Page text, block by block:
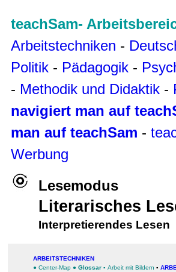
teachSam-
Arbeitstechniken -
Politik - Pädagogik -
- Methodik und Didaktik -
navigiert man auf
man auf teachSam -
Werbung
Lesemodus
Literarisches
Interpretierendes Lesen
ARBEITSTECHNIKEN
● Center-Map ● Glossar ▪ Arbeit mit Bildern ▪